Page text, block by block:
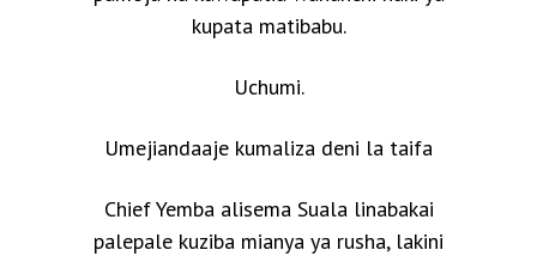
kupata matibabu.
Uchumi.
Umejiandaaje kumaliza deni la taifa
Chief Yemba alisema Suala linabakai
palepale kuziba mianya ya rusha, lakini